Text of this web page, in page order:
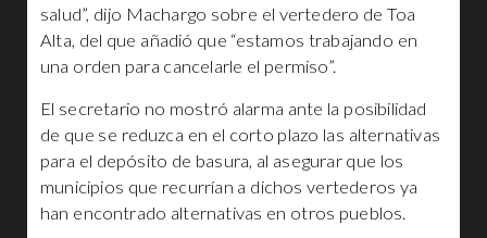
salud”, dijo Machargo sobre el vertedero de Toa
Alta, del que añadió que “estamos trabajando en
una orden para cancelarle el permiso”.
El secretario no mostró alarma ante la posibilidad
de que se reduzca en el corto plazo las alternativas
para el depósito de basura, al asegurar que los
municipios que recurrían a dichos vertederos ya
han encontrado alternativas en otros pueblos.